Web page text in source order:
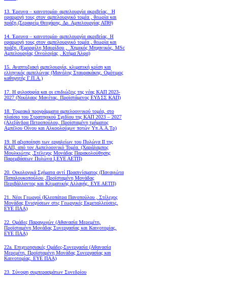
13. Έρευνα – καινοτομία- αμπελουργία ακριβείας. Η
εφαρμογή τους στον αμπελουργικό τομέα , θεωρία και
πράξη.(Σεραφείμ Θεοχάρης, Δρ. Αμπελουργίας ΑΠΘ)
14. Έρευνα – καινοτομία- αμπελουργία ακριβείας. Η
εφαρμογή τους στον αμπελουργικό τομέα , θεωρία και
πράξη. (Εμορφίλη Μαυρίδου , Χημικός Μηχανικός, MSc
Αμπελουργίας Οινολογίας , Κτήμα Άλφα)
15. Αναπτυξιακή αμπελουργία, κλιματική κρίση και
ελληνικός αμπελώνας (Μανόλης Σταυρακάκης, Ομότιμος
καθηγητής Γ.Π.Α.)
17. Η φιλοσοφία και οι επιδιώξεις της νέας ΚΑΠ 2023-
2027 (Νικόλαος Μανέτας, Προϊστάμενος ΕΥΔ ΣΣ ΚΑΠ)
18. Tομεακά προγράμματα αμπελοοινικού τομέα, στο
πλαίσιο του Στρατηγικού Σχεδίου της ΚΑΠ 2023 – 2027
(Αλεξάνδρα Πετροπούλου, Προϊσταμένη τμήματος
Αμπέλου Οίνου και Αλκοολούχων ποτών Υπ.Α.Α.Τρ)
19. Η αξιοποίηση των εργαλείων του Πυλώνα ΙΙ της
ΚΑΠ, από τον Αμπελοοινικό Τομέα. (Χαράλαμπος
Μουλκιώτης ,Στέλεχος Μονάδας Παρακολούθησης
Παρεμβάσεων Πυλώνα Ι,ΕΥΕ ΑΕΤΠ)
20. Οικολογικά Σχήματα αντί Πρασινίσματος (Παναγιώτα
Παπαλουκοπούλου ,Προϊσταμένη Μονάδας
Περιβάλλοντος και Κλιματικής Αλλαγής, ΕΥΕ ΑΕΤΠ)
21. Νέοι Γεωργοί (Κλεοπάτρα Πανοπούλου , Στέλεχος
Μονάδας Ενισχύσεων στις Γεωργικές Εκμεταλλεύσεις,
ΕΥΕ ΠΑΑ)
22. Ομάδες Παραγωγών (Αθανασία Μερεμέτη,
Προϊσταμένη Μονάδας Συνεργασίας και Καινοτομίας,
ΕΥΕ ΠΑΑ)
22a. Επιχειρησιακές Ομάδες-Συνεργασία (Αθανασία
Μερεμέτη, Προϊσταμένη Μονάδας Συνεργασίας και
Καινοτομίας, ΕΥΕ ΠΑΑ)
23. Σύνοψη συμπερασμάτων Συνεδρίου